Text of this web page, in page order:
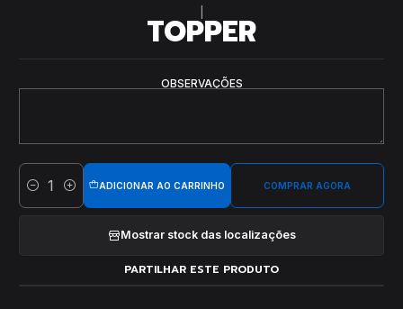
TOPPER
OBSERVAÇÕES
Quantidade
ADICIONAR AO CARRINHO COMPRAR AGORA
Mostrar stock das localizações
PARTILHAR ESTE PRODUTO